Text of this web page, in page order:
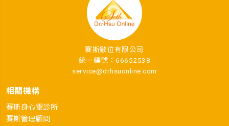
賽斯數位有限公司
統一編號：66652538
service@drhsuonline.com
相關機構
賽斯身心靈診所
賽斯管理顧問